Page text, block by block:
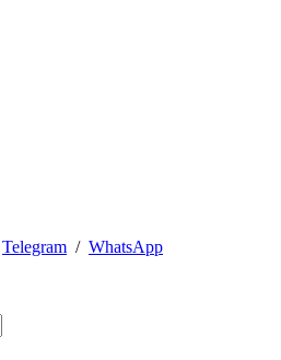
Telegram / WhatsApp